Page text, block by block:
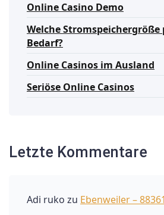
Online Casino Demo
Welche Stromspeichergröße
Bedarf?
Online Casinos im Ausland
Seriöse Online Casinos
Letzte Kommentare
Adi ruko zu Ebenweiler – 88361